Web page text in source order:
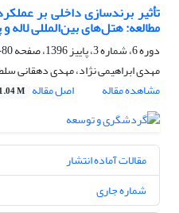
تأثیر برندسازی داخلی بر
مطالعه: هتل‌های بین‌المللی لاله
دوره 6، شماره 3، پاییز 1396، صفحه
80-99
مهدی ابراهیمی نژاد، مهدی دهقانی
مشاهده مقاله
اصل مقاله 1.04 M
مقالات آماده انتشار
شماره جاری